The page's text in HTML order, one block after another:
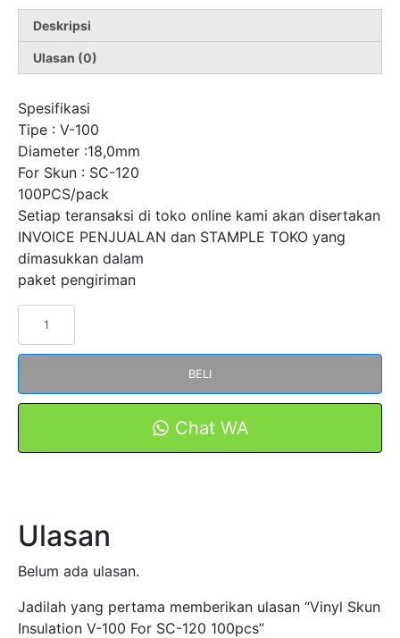
Deskripsi
Ulasan (0)
Spesifikasi
Tipe : V-100
Diameter :18,0mm
For Skun : SC-120
100PCS/pack
Setiap teransaksi di toko online kami akan disertakan
INVOICE PENJUALAN dan STAMPLE TOKO yang
dimasukkan dalam
paket pengiriman
Skun
V-
BELI
Chat WA
Ulasan
Belum ada ulasan.
Jadilah yang pertama memberikan ulasan “Vinyl Skun
Insulation V-100 For SC-120 100pcs”